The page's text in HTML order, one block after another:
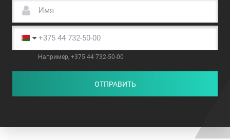
Например, +375 44 732-50-00
ОТПРАВИТЬ